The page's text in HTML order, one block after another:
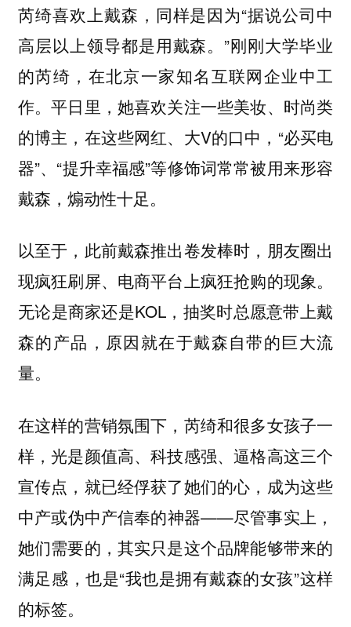
芮绮喜欢上戴森，同样是因为“据说公司中
高层以上领导都是用戴森。”刚刚大学毕业
的芮绮，在北京一家知名互联网企业中工
作。平日里，她喜欢关注一些美妆、时尚类
的博主，在这些网红、大V的口中，“必买电
器”、“提升幸福感”等修饰词常常被用来形容
戴森，煽动性十足。
以至于，此前戴森推出卷发棒时，朋友圈出
现疯狂刷屏、电商平台上疯狂抢购的现象。
无论是商家还是KOL，抽奖时总愿意带上戴
森的产品，原因就在于戴森自带的巨大流
量。
在这样的营销氛围下，芮绮和很多女孩子一
样，光是颜值高、科技感强、逼格高这三个
宣传点，就已经俘获了她们的心，成为这些
中产或伪中产信奉的神器——尽管事实上，
她们需要的，其实只是这个品牌能够带来的
满足感，也是“我也是拥有戴森的女孩”这样
的标签。